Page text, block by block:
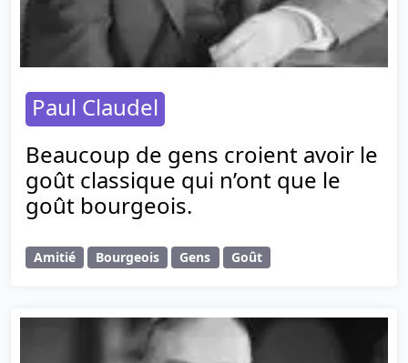
Paul Claudel
Beaucoup de gens croient avoir le
goût classique qui n’ont que le
goût bourgeois.
Amitié Bourgeois Gens Goût